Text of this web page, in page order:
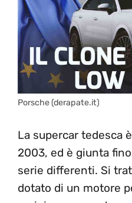
Porsche (derapate.it)
La supercar tedesca
2003, ed è giunta
serie differenti. Si
dotato di un motore